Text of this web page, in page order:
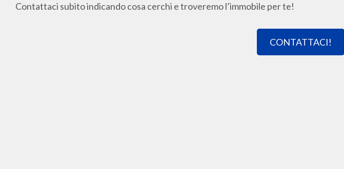
Contattaci subito indicando cosa cerchi e troveremo l’immobile per te!
CONTATTACI!